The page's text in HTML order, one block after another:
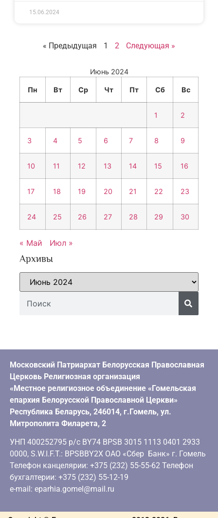
15.06.2024
« Предыдущая 1 2 Следующая »
Июнь 2024
Пн Вт Ср Чт Пт Сб Вс
1 2
3 4 5 6 7 8 9
10 11 12 13 14 15 16
17 18 19 20 21 22 23
24 25 26 27 28 29 30
« Май Июл »
Архивы
Московский Патриархат Белорусская Православная
Церковь Религиозная организация
«Местное религиозное объединение «Гомельская
епархия Белорусской Православной Церкви»
Республика Беларусь, 246014, г.Гомель, ул.
Митрополита Филарета, 2
УНП 400252795 р/с BY74 BPSB 3015 1113 0401 2933
0000, S.W.I.F.T.: BPSBBY2X ОАО «Сбер Банк» г. Гомель
Телефон канцелярии: +375 (232) 55-55-62 Телефон
бухгалтерии: +375 (232) 55-12-19
e-mail: eparhia.gomel@mail.ru